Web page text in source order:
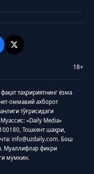
18+
таҳририятнинг ёзма
оммавий ахборот
тўғрисидаги
«Daily Media»
Тошкент шаҳри,
info@uzdaily.com. Бош
Муаллифлар фикри
мумкин.